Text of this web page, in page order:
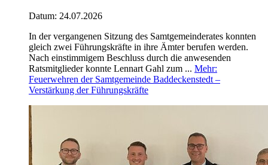
Datum: 24.07.2026
In der vergangenen Sitzung des Samtgemeinderates konnten
gleich zwei Führungskräfte in ihre Ämter berufen werden.
Nach einstimmigem Beschluss durch die anwesenden
Ratsmitglieder konnte Lennart Gahl zum ... Mehr:
Feuerwehren der Samtgemeinde Baddeckenstedt –
Verstärkung der Führungskräfte